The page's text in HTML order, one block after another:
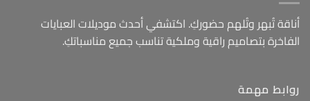
أناقة تُبهر وتُلهم حضوركِ. اكتشفي أحدث موديلات العبايات
الفاخرة بتصاميم راقية وملكية تناسب جميع مناسباتكِ.
روابط مهمة